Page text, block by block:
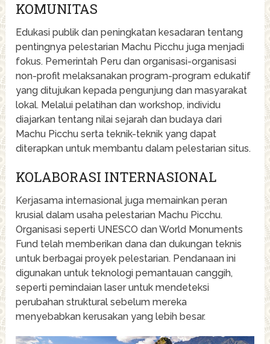
KOMUNITAS
Edukasi publik dan peningkatan kesadaran tentang
pentingnya pelestarian Machu Picchu juga menjadi
fokus. Pemerintah Peru dan organisasi-organisasi
non-profit melaksanakan program-program edukatif
yang ditujukan kepada pengunjung dan masyarakat
lokal. Melalui pelatihan dan workshop, individu
diajarkan tentang nilai sejarah dan budaya dari
Machu Picchu serta teknik-teknik yang dapat
diterapkan untuk membantu dalam pelestarian situs.
KOLABORASI INTERNASIONAL
Kerjasama internasional juga memainkan peran
krusial dalam usaha pelestarian Machu Picchu.
Organisasi seperti UNESCO dan World Monuments
Fund telah memberikan dana dan dukungan teknis
untuk berbagai proyek pelestarian. Pendanaan ini
digunakan untuk teknologi pemantauan canggih,
seperti pemindaian laser untuk mendeteksi
perubahan struktural sebelum mereka
menyebabkan kerusakan yang lebih besar.